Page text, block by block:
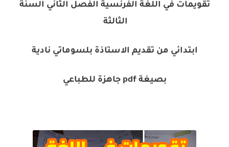
تقويمات في اللغة الفرنسية الفصل الثاني السنة
الثالثة
ابتدائي من تقديم الاستاذة بلسوماتي نادية
بصيغة pdf جاهزة للطباعي